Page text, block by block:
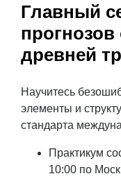
Главный
прогнозов
древней
Научитесь
элементы и
стандарта
Практикум
10:00 по